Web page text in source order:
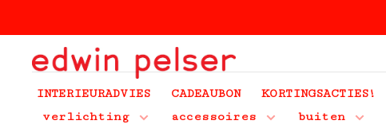
INTERIEURADVIES CADEAUBON KORTINGSACTIES!
verlichting
accessoires buiten